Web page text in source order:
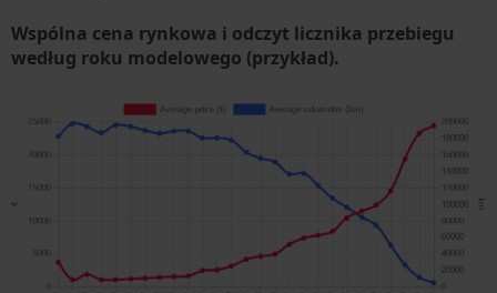
Wspólna cena rynkowa i odczyt licznika przebiegu
według roku modelowego (przykład).